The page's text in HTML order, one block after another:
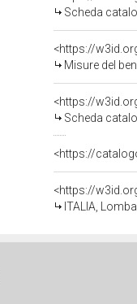
Scheda
<https://
Misure del
<https://
Scheda
<https://
<https://
ITALIA,